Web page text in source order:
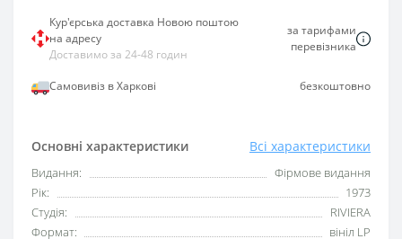
Основні характеристики Всі характеристики
Видання:
Фірмове видання
Рік:
1973
Студія:
RIVIERA
Формат:
вініл LP
Кур'єрська доставка Новою поштою
на адресу
Доставимо за 24-48 годин
за тарифами
перевізника
Самовивіз в Харкові безкоштовно